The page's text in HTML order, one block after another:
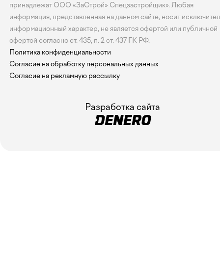
принадлежат ООО «ЗаСтрой» Спецзастройщик». Любая
информация, представленная на данном сайте, носит
информационный характер, не является офертой или публичной
офертой согласно ст. 435, п. 2 ст. 437 ГК РФ.
Политика конфиденциальности
Согласие на обработку персональных данных
Согласие на рекламную рассылку
Разработка сайта